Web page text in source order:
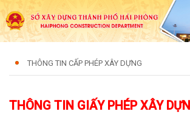
THÔNG TIN CẤP PHÉP XÂY DỰNG
THÔNG TIN GIẤY PHÉP XÂY